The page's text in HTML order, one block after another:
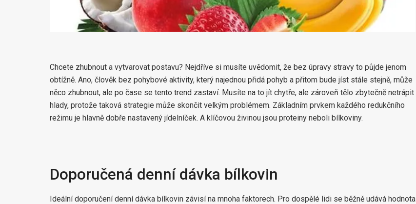
Chcete zhubnout a vytvarovat postavu? Nejdříve si musíte uvědomit, že bez úpravy stravy to půjde jenom
obtížně. Ano, člověk bez pohybové aktivity, který najednou přidá pohyb a přitom bude jíst stále stejně, může
něco zhubnout, ale po čase se tento trend zastaví. Musíte na to jít chytře, ale zároveň tělo zbytečně netrápit
hlady, protože taková strategie může skončit velkým problémem. Základním prvkem každého redukčního
režimu je hlavně dobře nastavený jídelníček. A klíčovou živinou jsou proteiny neboli bílkoviny.
Doporučená denní dávka bílkovin
Ideální doporučení denní dávka bílkovin závisí na mnoha faktorech. Pro dospělé lidi se běžně udává hodnota